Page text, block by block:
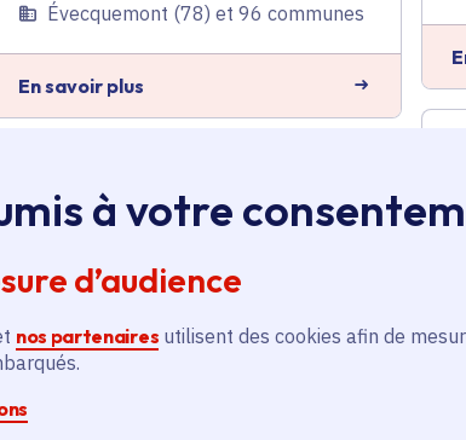
à votre
d’audience
nos partenaires utilisent des cookies afin de
Évecquemont (78) et 96 communes
En savoir plus
Réhabilitation d’un
bâtiment communal
Aménagement du territoire
Voté en 2024
Évecquemont (78)